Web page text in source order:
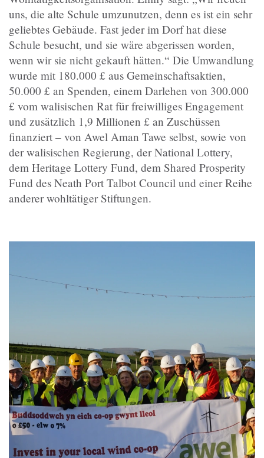
uns, die alte Schule umzunutzen, denn es ist ein sehr
geliebtes Gebäude. Fast jeder im Dorf hat diese
Schule besucht, und sie wäre abgerissen worden,
wenn wir sie nicht gekauft hätten.“ Die Umwandlung
wurde mit 180.000 £ aus Gemeinschaftsaktien,
50.000 £ an Spenden, einem Darlehen von 300.000
£ vom walisischen Rat für freiwilliges Engagement
und zusätzlich 1,9 Millionen £ an Zuschüssen
finanziert – von Awel Aman Tawe selbst, sowie von
der walisischen Regierung, der National Lottery,
dem Heritage Lottery Fund, dem Shared Prosperity
Fund des Neath Port Talbot Council und einer Reihe
anderer wohltätiger Stiftungen.